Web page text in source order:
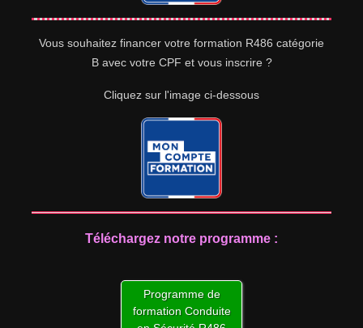
Vous souhaitez financer votre formation R486 catégorie
B avec votre CPF et vous inscrire ?
Cliquez sur l'image ci-dessous
Téléchargez notre programme :
Programme de
formation Conduite